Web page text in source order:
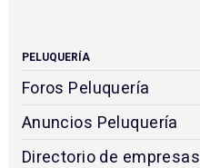
PELUQUERÍA
Foros Peluquería
Anuncios Peluquería
Directorio de empresas